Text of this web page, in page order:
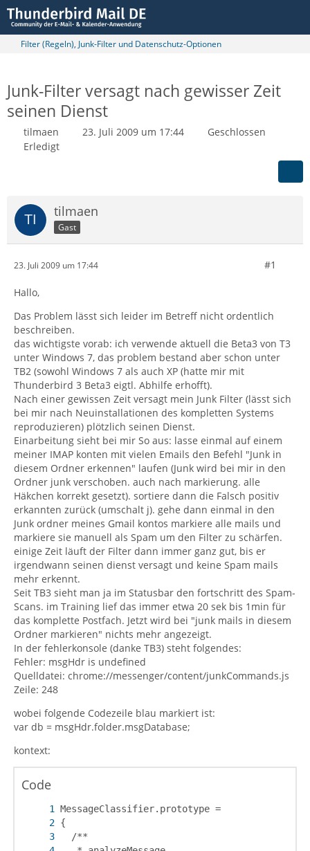
Filter (Regeln), Junk-Filter und Datenschutz-Optionen
Junk-Filter versagt nach gewisser Zeit
seinen Dienst
tilmaen 23. Juli 2009 um 17:44
Geschlossen
Erledigt
tilmaen
Gast
23. Juli 2009 um 17:44 #1
Hallo,
Das Problem lässt sich leider im Betreff nicht ordentlich
beschreiben.
das wichtigste vorab: ich verwende aktuell die Beta3 von T3
unter Windows 7, das problem bestand aber schon unter
TB2 (sowohl Windows 7 als auch XP (hatte mir mit
Thunderbird 3 Beta3 eigtl. Abhilfe erhofft).
Nach einer gewissen Zeit versagt mein Junk Filter (lässt sich
bei mir nach Neuinstallationen des kompletten Systems
reproduzieren) plötzlich seinen Dienst.
Einarbeitung sieht bei mir So aus: lasse einmal auf einem
meiner IMAP konten mit vielen Emails den Befehl "Junk in
diesem Ordner erkennen" laufen (Junk wird bei mir in den
Ordner junk verschoben. auch nach markierung. alle
Häkchen korrekt gesetzt). sortiere dann die Falsch positiv
erkannten zurück (umschalt j). gehe dann einmal in den
Junk ordner meines Gmail kontos markiere alle mails und
markiere sie manuell als Spam um den Filter zu schärfen.
einige Zeit läuft der Filter dann immer ganz gut, bis er
irgendwann seinen dienst versagt und keine Spam mails
mehr erkennt.
Seit TB3 sieht man ja im Statusbar den fortschritt des Spam-
Scans. im Training lief das immer etwa 20 sek bis 1min für
das komplette Postfach. Jetzt wird bei "junk mails in diesem
Ordner markieren" nichts mehr angezeigt.
In der fehlerkonsole (danke TB3) steht folgendes:
Fehler: msgHdr is undefined
Quelldatei: chrome://messenger/content/junkCommands.js
Zeile: 248
wobei folgende Codezeile blau markiert ist:
var db = msgHdr.folder.msgDatabase;
kontext:
Code